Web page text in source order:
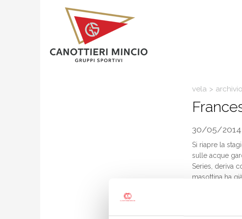
vela > archivio
30/05/2014
Si riapre la
sulle acque
Series, deriva
masottina ha